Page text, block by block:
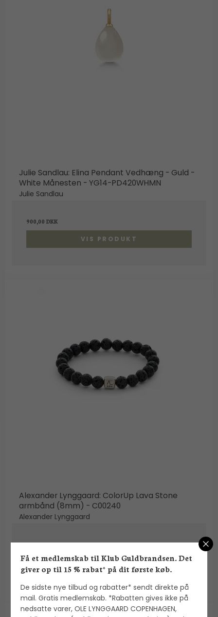
Julie Sandlau: Elina Pendant Vedhæng - Guld -
White Månesten - YG14-PD420WHMN
Julie Sandlau
900,00 DKK
VIS PRODUKT
Alexander Lynggaard: ColorUp Lava Stone
armbånd (8mm) - C00240
Alexander Lynggaard
700,00 DKK
VIS PRODUKT
Få et medlemskab til Klub Guldbrandsen. Det
giver op til 15 % rabat* på dit første køb.
De sidste nye tilbud og rabatter* sendt direkte på
mail. Gratis medlemskab. *Rabatten gives ikke på
nedsatte varer, OLE LYNGGAARD COPENHAGEN,